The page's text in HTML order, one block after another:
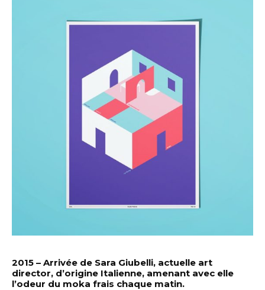
2015 – Arrivée de Sara Giubelli, actuelle art
director, d’origine Italienne, amenant avec elle
l’odeur du moka frais chaque matin.